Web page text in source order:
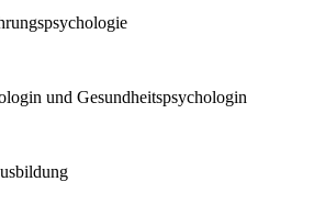
und Gesundheitspsychologin